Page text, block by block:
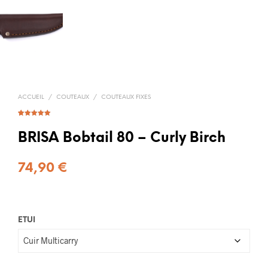
ACCUEIL / COUTEAUX / COUTEAUX FIXES
basé sur
notations
BRISA Bobtail 80 – Curly Birch
74,90 €
ETUI